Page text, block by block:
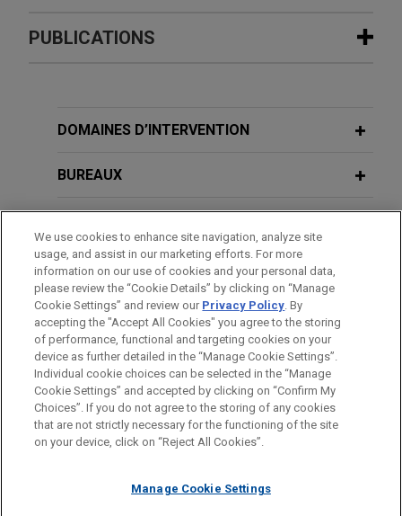
Expérience
savings and investments
negotiations of brokerage and dealing services
context of the acquisition by BNP Paribas Cardif
of AXA Investment Managers and the signing of a
long-term partnership with the AXA Group to
manage a large part of its assets.
PUBLICATIONS
pécuniaires de la Commission des
JULY 2026 ALERT
Sapin II: First Financial Penalties
Imposed by the AFA Sanctions
Committee
MARCH 2026 COMMENTAIRE
Le DOJ annonce une nouvelle
politique pénale relative aux
poursuites des entreprises, au champ
d’application élargi
French Anticorruption Agency
DOMAINES D’INTERVENTION
BUREAUX
BARREAUX ET JURIDICTIONS
DISTINCTIONS
Avant d’envoyer cet e-mail, veuillez prendre note de ce qui suit :
Les informations contenues sur le site www.jonesday.com sont
destinées à un usage général et ne constituent pas des
pas pour effet de créer une relation avocat-client. Aucun envoi
NOUS CONTACTER
MENTIONS LÉGALES
DONNÉES PERSONNELLES
DROITS D’AUTEUR
We use cookies to enhance site navigation, analyze site
usage, and assist in our marketing efforts. For more
information on our use of cookies and your personal data,
please review the “Cookie Details” by clicking on “Manage
Cookie Settings” and review our Privacy Policy. By
accepting the "Accept All Cookies" you agree to the storing
of performance, functional and targeting cookies on your
device as further detailed in the “Manage Cookie Settings”.
Individual cookie choices can be selected in the “Manage
Cookie Settings” and accepted by clicking on “Confirm My
Choices”. If you do not agree to the storing of any cookies
that are not strictly necessary for the functioning of the site
on your device, click on “Reject All Cookies”.
Manage Cookie Settings